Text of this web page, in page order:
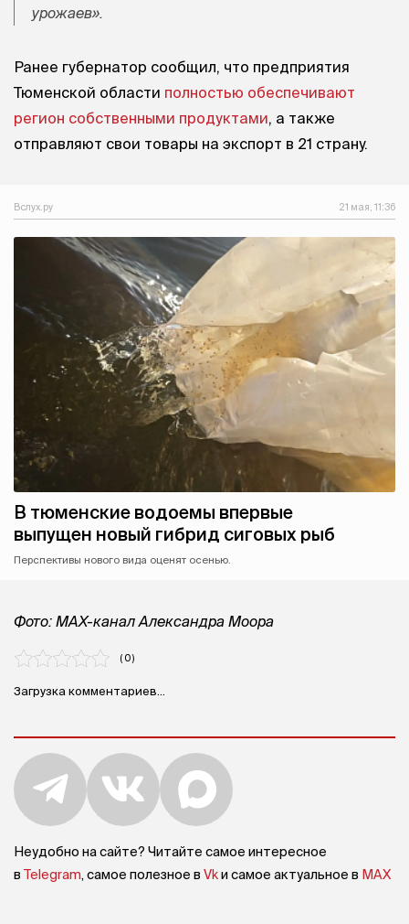
урожаев».
Ранее губернатор сообщил, что предприятия
Тюменской области полностью обеспечивают
регион собственными продуктами, а также
отправляют свои товары на экспорт в 21 страну.
Вслух.ру 21 мая, 11:36
В тюменские водоемы впервые
выпущен новый гибрид сиговых рыб ⁣
Перспективы нового вида оценят осенью.
Фото: MAX-канал Александра Моора
( 0 )
Загрузка комментариев...
Неудобно на сайте? Читайте самое интересное
в Telegram, самое полезное в Vkи самое актуальное в MAX